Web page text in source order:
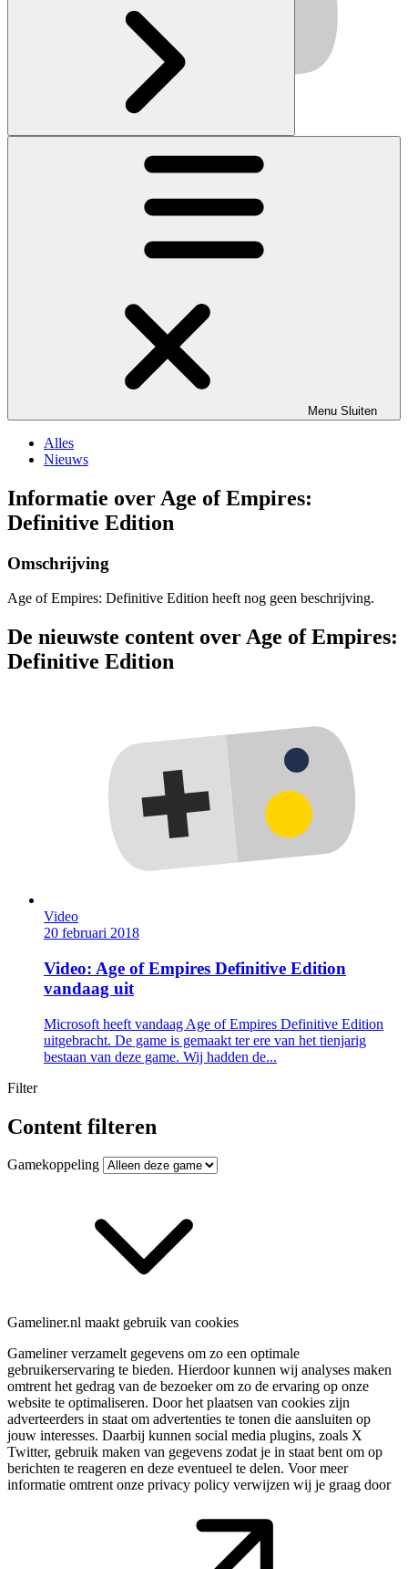
Menu Sluiten
Alles
Nieuws
Informatie over Age of Empires:
Definitive Edition
Omschrijving
Age of Empires: Definitive Edition heeft nog geen beschrijving.
De nieuwste content over Age of Empires:
Definitive Edition
Video
20 februari 2018
Video: Age of Empires Definitive Edition
vandaag uit
Microsoft heeft vandaag Age of Empires Definitive Edition
uitgebracht. De game is gemaakt ter ere van het tienjarig
bestaan van deze game. Wij hadden de...
Filter
Content filteren
Gamekoppeling
Gameliner.nl maakt gebruik van cookies
Gameliner verzamelt gegevens om zo een optimale
gebruikerservaring te bieden. Hierdoor kunnen wij analyses maken
omtrent het gedrag van de bezoeker om zo de ervaring op onze
website te optimaliseren. Door het plaatsen van cookies zijn
adverteerders in staat om advertenties te tonen die aansluiten op
jouw interesses. Daarbij kunnen social media plugins, zoals X
Twitter, gebruik maken van gegevens zodat je in staat bent om op
berichten te reageren en deze eventueel te delen. Voor meer
informatie omtrent onze privacy policy verwijzen wij je graag door